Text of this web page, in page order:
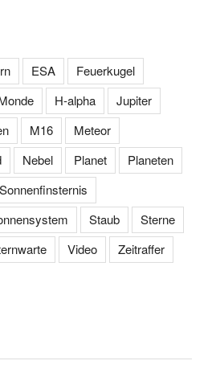
ESA
Feuerkugel
H-alpha
Jupiter
M16
Meteor
Nebel Planet
Planeten
Sonnenfinsternis
Staub
Sterne
Video
Zeitraffer